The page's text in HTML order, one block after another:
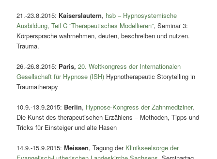
21.-23.8.2015: Kaiserslautern, hsb – Hypnosystemische
Ausbildung, Teil C “Therapeutisches Modellieren”, Seminar 3:
Körpersprache wahrnehmen, deuten, beschreiben und nutzen.
Trauma.
26.-26.8.2015: Paris,20. Weltkongress der Internationalen
Gesellschaft für Hypnose (ISH) Hypnotherapeutic Storytelling in
Traumatherapy
10.9.-13.9.2015: Berlin, Hypnose-Kongress der Zahnmediziner,
Die Kunst des therapeutischen Erzählens – Methoden, Tipps und
Tricks für Einsteiger und alte Hasen
14.9.-15.9.2015: Meissen, Tagung der Klinikseelsorge der